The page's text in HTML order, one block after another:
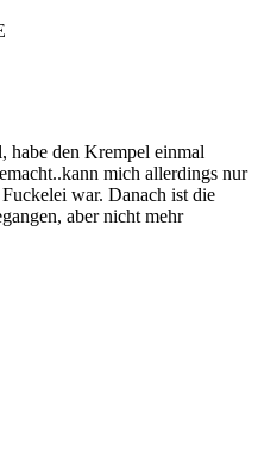
habe den Krempel einmal
mich allerdings nur
war. Danach ist die
aber nicht mehr